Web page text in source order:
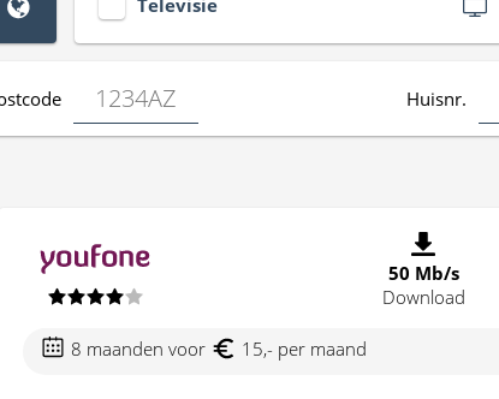
Televisie
Huisnr.
50 Mb/s
Download
8 maanden voor 15,- per maand